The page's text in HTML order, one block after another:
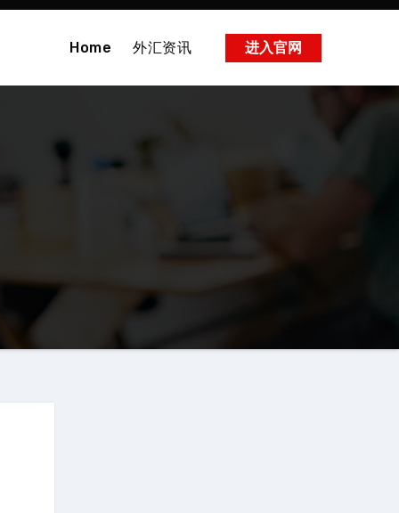
Home 外汇资讯 进入官网